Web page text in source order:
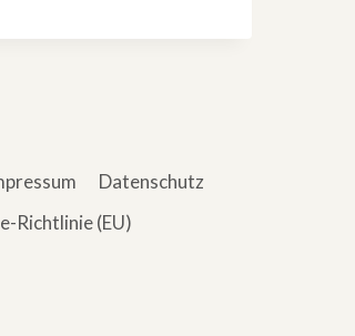
Datenschutz
Richtlinie (EU)